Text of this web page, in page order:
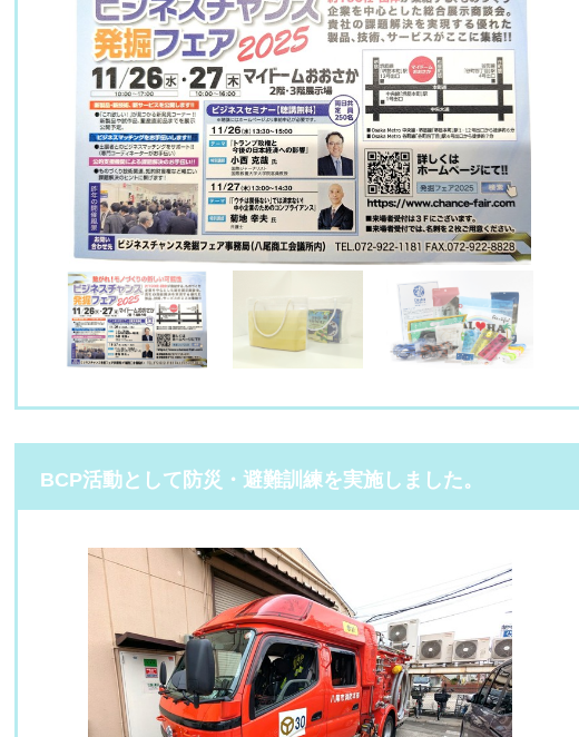
BCP活動として防災・避難訓練を実施しました。